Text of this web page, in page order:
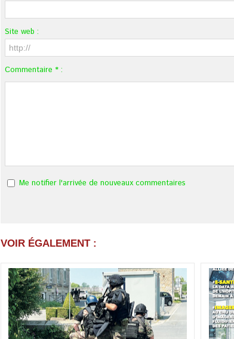
Site web :
Commentaire * :
Me notifier l'arrivée de nouveaux commentaires
VOIR ÉGALEMENT :